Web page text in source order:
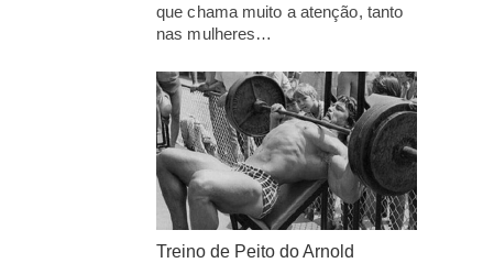
que chama muito a atenção, tanto
nas mulheres…
Treino de Peito do Arnold